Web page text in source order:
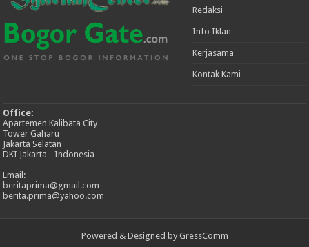
Redaksi
Info Iklan
Kerjasama
Kontak Kami
Office:
Apartemen Kalibata City
Tower Gaharu
Jakarta Selatan
DKI Jakarta - Indonesia
Email:
beritaprima@gmail.com
berita.prima@yahoo.com
Powered & Designed by GressComm